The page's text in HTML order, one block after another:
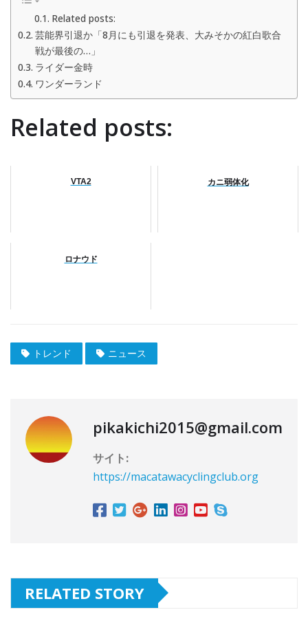
Related posts:
芸能界引退か「8月にも引退を発表、大みそかの紅白歌合
戦が最後の…」
ライダー金時
ワンダーランド
Related posts:
VTA2 カニ弱体化
ロナウド
トレンド ニュース
pikakichi2015@gmail.com
サイト:
https://macatawacyclingclub.org
RELATED STORY